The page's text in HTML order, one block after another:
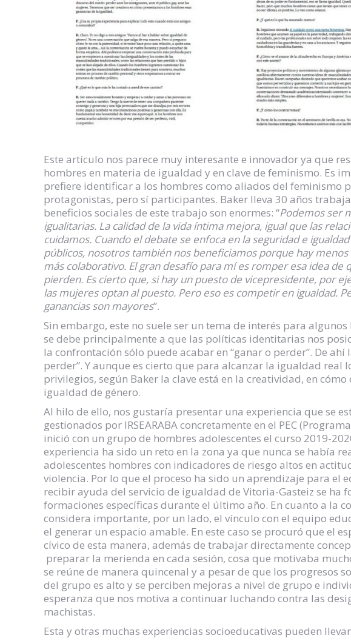
Este artículo nos parece muy interesante e innovador ya que
hombres en materia de igualdad y en clave de feminismo. Es
prefiere identificar a los hombres como aliados del feminismo
protagonistas, pero sí participantes. Baker lleva 30 años
beneficios sociales de este trabajo son enormes: “Podemos ser
igualitarias. La calidad de la vida íntima mejora, igual que las
cuidamos. Cuando el debate se enfoca en la seguridad e
públicos, nosotros también nos beneficiamos porque hay
más colaborativo. El gran desafío para mí es romper esa idea de
pierden. Es cierto que, si hay un puesto de vicepresidente, por
las mujeres optan al puesto. Pero eso es competir en igualdad.
ganancias son mayores”.
Sin embargo, este no suele ser un tema de interés para
se debe principalmente a que las políticas identitarias nos
la confrontación sólo puede acabar en “ganar o perder”. De ahí
perder”. Y aunque es cierto que para alcanzar la igualdad real
privilegios, según Baker la clave está en la creatividad, en
igualdad de género.
Al hilo de ello, nos gustaría presentar una experiencia que se
gestionados por IRSEARABA concretamente en el PEC
inició con un grupo de hombres adolescentes el curso 2019-
experiencia ha sido un reto en la zona ya que nunca se había
adolescentes hombres con indicadores de riesgo altos en
violencia. Por lo que el proceso ha sido un aprendizaje para el
recibir ayuda del servicio de igualdad de Vitoria-Gasteiz se ha
formaciones específicas durante el último año. En cuanto a la
considera importante, por un lado, el vínculo con el equipo
el generar un espacio amable. En este caso se procuró que el
cívico de esta manera, además de trabajar directamente
preparar la merienda en cada sesión, cosa que motivaba
se reúne de manera quincenal y a pesar de que los progresos
del grupo es alto y se perciben mejoras a nivel de grupo e
esperanza que nos motiva a continuar luchando contra las
machistas.
Esta y otras muchas experiencias socioeducativas pueden